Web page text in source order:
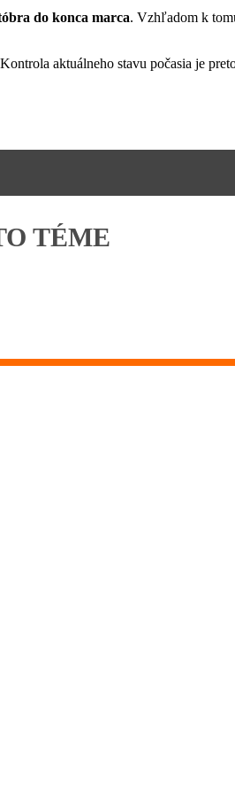
do konca marca. Vzhľadom k
aktuálneho stavu počasia je
TÉME